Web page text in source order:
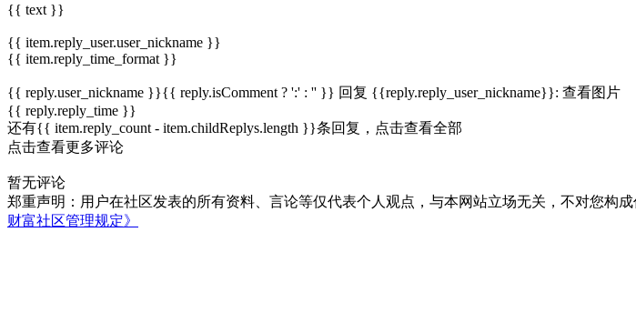
{{ text }}
{{ item.reply_user.user_nickname }}
{{ item.reply_time_format }}
{{ reply.user_nickname }}{{ reply.isComment ? ':' : '' }} 回复 {{reply.reply_user_nickname}}: 查看图片
{{ reply.reply_time }}
还有{{ item.reply_count - item.childReplys.length }}条回复， 点击查看全部
点击查看更多评论
暂无评论
郑重声明：用户在社区发表的所有资料、言论等仅代表个人观点，与本网站立场无关，不对您构
财富社区管理规定》